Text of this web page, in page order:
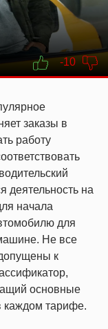
-10
заказы в
работу
деятельность на
начала
для
Не все
к
основные
каждом тарифе.